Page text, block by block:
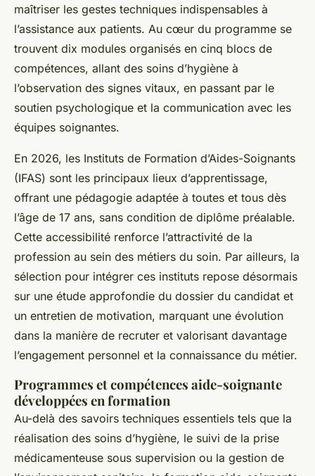
maîtriser les gestes techniques indispensables à
l’assistance aux patients. Au cœur du programme se
trouvent dix modules organisés en cinq blocs de
compétences, allant des soins d’hygiène à
l’observation des signes vitaux, en passant par le
soutien psychologique et la communication avec les
équipes soignantes.
En 2026, les Instituts de Formation d’Aides-Soignants
(IFAS) sont les principaux lieux d’apprentissage,
offrant une pédagogie adaptée à toutes et tous dès
l’âge de 17 ans, sans condition de diplôme préalable.
Cette accessibilité renforce l’attractivité de la
profession au sein des métiers du soin. Par ailleurs, la
sélection pour intégrer ces instituts repose désormais
sur une étude approfondie du dossier du candidat et
un entretien de motivation, marquant une évolution
dans la manière de recruter et valorisant davantage
l’engagement personnel et la connaissance du métier.
Programmes et compétences aide-soignante
développées en formation
Au-delà des savoirs techniques essentiels tels que la
réalisation des soins d’hygiène, le suivi de la prise
médicamenteuse sous supervision ou la gestion de